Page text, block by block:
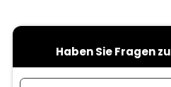
Haben Sie Fragen